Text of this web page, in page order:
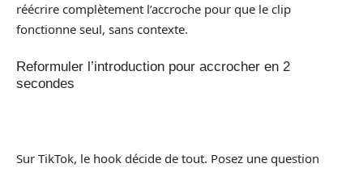
réécrire complètement l’accroche pour que le clip
fonctionne seul, sans contexte.
Reformuler l’introduction pour accrocher en 2
secondes
Sur TikTok, le hook décide de tout. Posez une question